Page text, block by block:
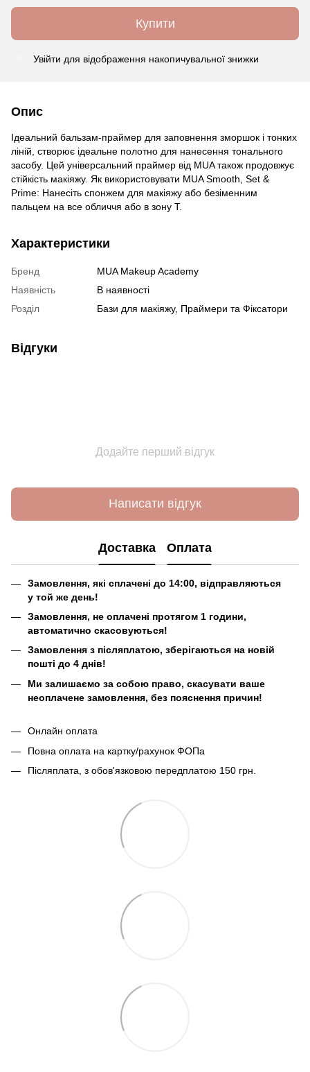
Купити
Увійти для відображення накопичувальної знижки
Опис
Ідеальний бальзам-праймер для заповнення зморшок і тонких
ліній, створює ідеальне полотно для нанесення тонального
засобу. Цей універсальний праймер від MUA також продовжує
стійкість макіяжу. Як використовувати MUA Smooth, Set &
Prime: Нанесіть спонжем для макіяжу або безіменним
пальцем на все обличчя або в зону T.
Характеристики
Бренд
MUA Makeup Academy
Наявність
В наявності
Розділ
Бази для макіяжу, Праймери та Фіксатори
Відгуки
Додайте перший відгук
Написати відгук
Доставка Оплата
Замовлення, які сплачені до 14:00, відправляються
у той же день!
Замовлення, не оплачені протягом 1 години,
автоматично скасовуються!
Замовлення з післяплатою, зберігаються на новій
пошті до 4 днів!
Ми залишаємо за собою право, скасувати ваше
неоплачене замовлення, без пояснення причин!
Онлайн оплата
Повна оплата на картку/рахунок ФОПа
Післяплата, з обов'язковою передплатою 150 грн.